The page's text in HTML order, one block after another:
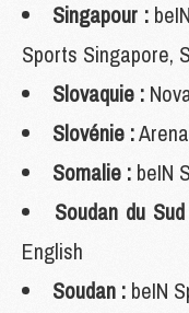
Singapour :
Sports Singapore,
Slovaquie :
Slovénie :
Somalie : beIN
Soudan du
English
Soudan : beIN